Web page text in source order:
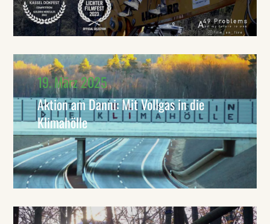
19. März 2025
Aktion am Danni: Mit Vollgas in die
Klimahölle